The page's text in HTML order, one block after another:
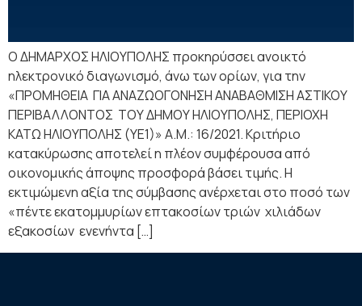
Ο ΔΗΜΑΡΧΟΣ ΗΛΙΟΥΠΟΛΗΣ προκηρύσσει ανοικτό
ηλεκτρονικό διαγωνισμό, άνω των ορίων, για την
«ΠΡΟΜΗΘΕΙΑ ΓΙΑ ΑΝΑΖΩΟΓΟΝΗΣΗ ΑΝΑΒΑΘΜΙΣΗ ΑΣΤΙΚΟΥ
ΠΕΡΙΒΑΛΛΟΝΤΟΣ ΤΟΥ ΔΗΜΟΥ ΗΛΙΟΥΠΟΛΗΣ, ΠΕΡΙΟΧΗ
ΚΑΤΩ ΗΛΙΟΥΠΟΛΗΣ (ΥΕ1)» Α.Μ.: 16/2021. Κριτήριο
κατακύρωσης αποτελεί η πλέον συμφέρουσα από
οικονομικής άποψης προσφορά βάσει τιμής. Η
εκτιμώμενη αξία της σύμβασης ανέρχεται στο ποσό των
«πέντε εκατομμυρίων επτακοσίων τριών χιλιάδων
εξακοσίων ενενήντα […]